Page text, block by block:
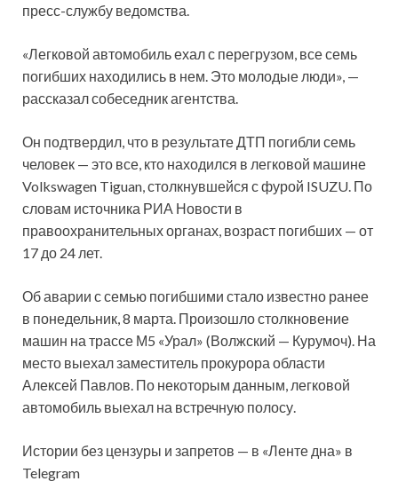
пресс-службу ведомства.
«Легковой автомобиль ехал с перегрузом, все семь
погибших находились в нем. Это молодые люди», —
рассказал собеседник агентства.
Он подтвердил, что в результате ДТП погибли семь
человек — это все, кто находился в легковой машине
Volkswagen Tiguan, столкнувшейся с фурой ISUZU. По
словам источника РИА Новости в
правоохранительных органах, возраст погибших — от
17 до 24 лет.
Об аварии с семью погибшими стало известно ранее
в понедельник, 8 марта. Произошло столкновение
машин на трассе М5 «Урал» (Волжский — Курумоч). На
место выехал заместитель прокурора области
Алексей Павлов. По некоторым данным, легковой
автомобиль выехал на встречную полосу.
Истории без цензуры и запретов — в «Ленте дна» в
Telegram